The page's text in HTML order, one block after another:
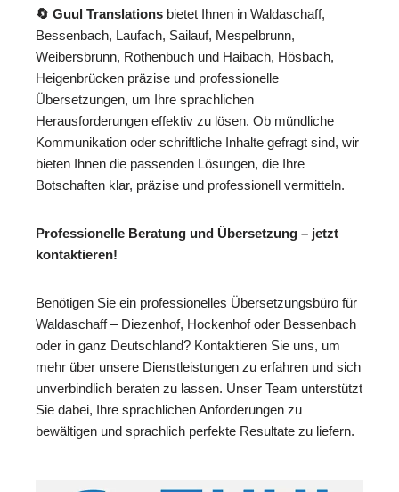
🔄 Guul Translations bietet Ihnen in Waldaschaff,
Bessenbach, Laufach, Sailauf, Mespelbrunn,
Weibersbrunn, Rothenbuch und Haibach, Hösbach,
Heigenbrücken präzise und professionelle
Übersetzungen, um Ihre sprachlichen
Herausforderungen effektiv zu lösen. Ob mündliche
Kommunikation oder schriftliche Inhalte gefragt sind, wir
bieten Ihnen die passenden Lösungen, die Ihre
Botschaften klar, präzise und professionell vermitteln.
Professionelle Beratung und Übersetzung – jetzt
kontaktieren!
Benötigen Sie ein professionelles Übersetzungsbüro für
Waldaschaff – Diezenhof, Hockenhof oder Bessenbach
oder in ganz Deutschland? Kontaktieren Sie uns, um
mehr über unsere Dienstleistungen zu erfahren und sich
unverbindlich beraten zu lassen. Unser Team unterstützt
Sie dabei, Ihre sprachlichen Anforderungen zu
bewältigen und sprachlich perfekte Resultate zu liefern.